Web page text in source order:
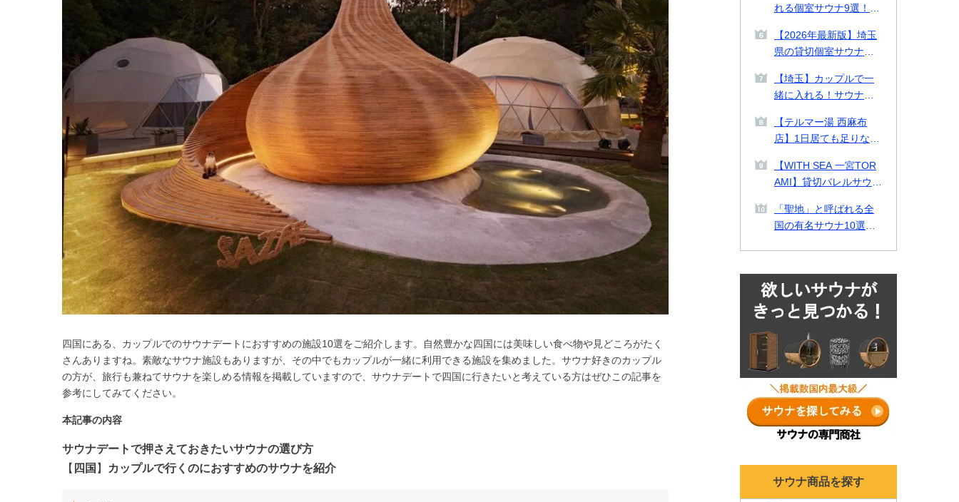
四国にある、カップルでのサウナデートにおすすめの施設10選をご紹介します。自然豊かな四国には美味しい食べ物や見どころがたく
さんありますね。素敵なサウナ施設もありますが、その中でもカップルが一緒に利用できる施設を集めました。サウナ好きのカップル
の方が、旅行も兼ねてサウナを楽しめる情報を掲載していますので、サウナデートで四国に行きたいと考えている方はぜひこの記事を
参考にしてみてください。
本記事の内容
サウナデートで押さえておきたいサウナの選び方
【 四国 】 カップルで行くのにおすすめのサウナを紹介
選！
れる個室サウナ9選！貸
サウナや2026年最新施
設も紹介！
【2026年最新版】埼玉
県の貸切個室サウナ・
すすめ14選！カップル
や男女で使える施設も
紹介
【埼玉】カップルで一
緒に入れる！サウナデ
紹介！
【テルマー湯 西麻布
店】1日居ても足りない
をとっても高クオリテ
ィな西麻布テルマー湯
を徹底解剖！
【WITH SEA 一宮TOR
AMI】貸切バレルサウナ
一宮TORAMIで海とサ
ウナを味わう
「聖地」と呼ばれる全
国の有名サウナ10選！
ナランキングも各年ま
とめ！
サウナ商品を探す